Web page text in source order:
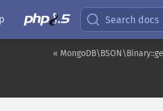
Search docs
«